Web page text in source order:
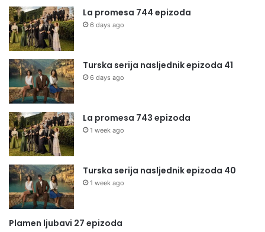
La promesa 744 epizoda
6 days ago
Turska serija nasljednik epizoda 41
6 days ago
La promesa 743 epizoda
1 week ago
Turska serija nasljednik epizoda 40
1 week ago
Plamen ljubavi 27 epizoda